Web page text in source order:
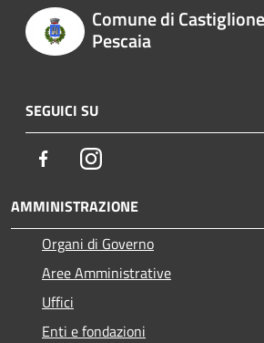
Comune di
Pescaia
SEGUICI SU
FacebookInstagram
AMMINISTRAZIONE
Organi di Governo
Aree Amministrative
Uffici
Enti e fondazioni